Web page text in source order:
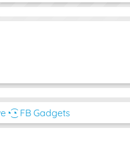
◔͜͡◔ FB Gadgets